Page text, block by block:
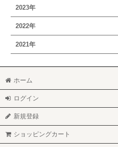
2023年
2022年
2021年
ホーム
ログイン
新規登録
ショッピングカート